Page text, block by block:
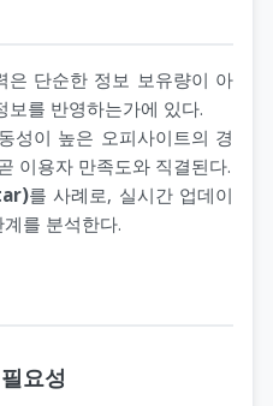
은 단순한 정보 보유량이 아
보를 반영하는가에 있다.
성이 높은 오피사이트의 경
이용자 만족도와 직결된다.
를 사례로, 실시간 업데이
를 분석한다.
요성